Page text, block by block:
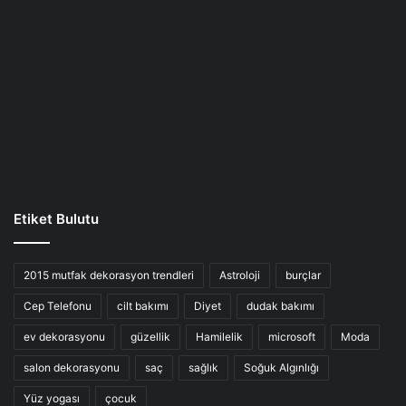
Etiket Bulutu
2015 mutfak dekorasyon trendleri Astroloji burçlar
Cep Telefonu cilt bakımı Diyet dudak bakımı
ev dekorasyonu güzellik Hamilelik microsoft Moda
salon dekorasyonu saç sağlık Soğuk Algınlığı
Yüz yogası çocuk